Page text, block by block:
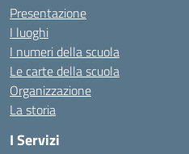
Presentazione
I luoghi
I numeri della scuola
Le carte della scuola
Organizzazione
La storia
I Servizi